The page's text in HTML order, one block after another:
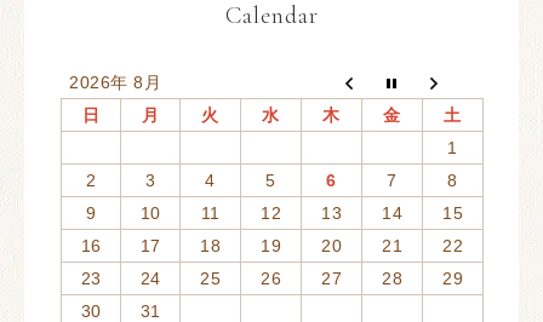
Calendar
2026年 8月
日
月 火 水 木 金
土
1
2
3 4 5 6 7
8
9
10 11 12 13 14
15
16
17 18 19 20 21
22
23
24 25 26 27 28
29
30
31